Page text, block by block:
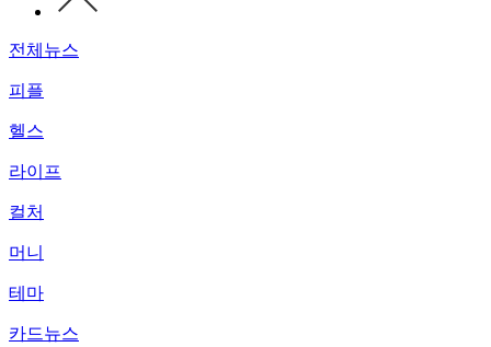
전체뉴스
피플
헬스
라이프
컬처
머니
테마
카드뉴스